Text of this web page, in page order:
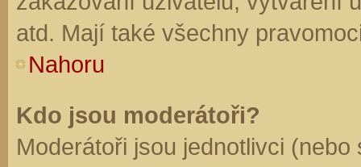
atd. Mají také všechny
Nahoru
Kdo jsou moderátoři?
Moderátoři jsou jednotlivci